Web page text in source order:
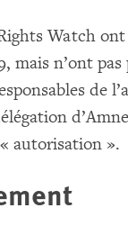
Watch
mais n’ont
de
autorisation ».